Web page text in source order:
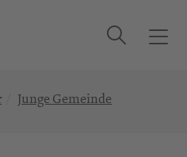
T
Suche
Junge Gemeinde